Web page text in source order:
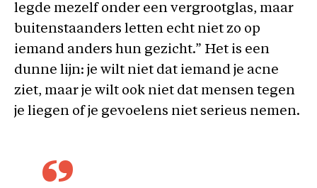
legde mezelf onder een vergrootglas, maar
buitenstaanders letten echt niet zo op
iemand anders hun gezicht.” Het is een
dunne lijn: je wilt niet dat iemand je acne
ziet, maar je wilt ook niet dat mensen tegen
je liegen of je gevoelens niet serieus nemen.